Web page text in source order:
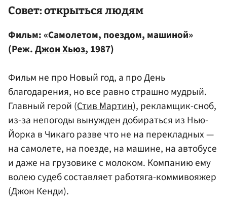
Совет: открыться людям
Фильм: «Самолетом, поездом, машиной»
(Реж.Джон Хьюз, 1987)
Фильм не про Новый год, а про День
благодарения, но все равно страшно мудрый.
Главный герой (Стив Мартин), рекламщик-сноб,
из-за непогоды вынужден добираться из Нью-
Йорка в Чикаго разве что не на перекладных —
на самолете, на поезде, на машине, на автобусе
и даже на грузовике с молоком. Компанию ему
волею судеб составляет работяга-коммивояжер
(Джон Кенди).